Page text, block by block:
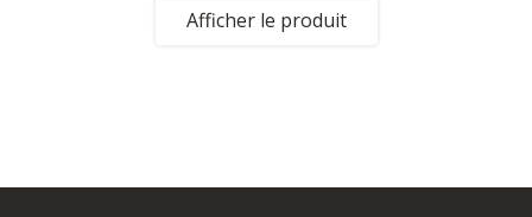
Afficher le produit